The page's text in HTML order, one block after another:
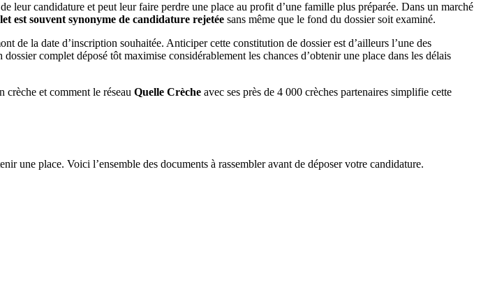
leur candidature et peut leur faire perdre une place au profit d’une famille plus préparée. Dans un marché
est souvent synonyme de candidature rejetée sans même que le fond du dossier soit examiné.
de la date d’inscription souhaitée. Anticiper cette constitution de dossier est d’ailleurs l’une des
complet déposé tôt maximise considérablement les chances d’obtenir une place dans les délais
crèche et comment le réseau Quelle Crèche avec ses près de 4 000 crèches partenaires simplifie cette
une place. Voici l’ensemble des documents à rassembler avant de déposer votre candidature.